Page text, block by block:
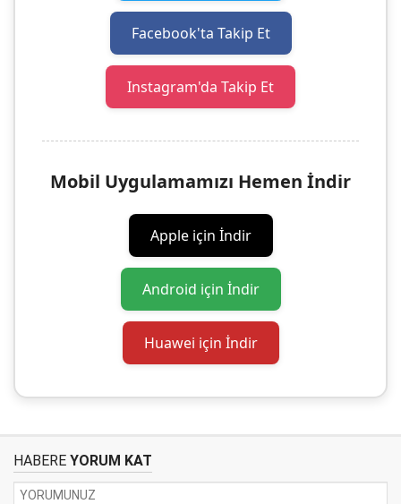
Facebook'ta Takip Et
Instagram'da Takip Et
Mobil Uygulamamızı Hemen İndir
Apple için İndir
Android için İndir
Huawei için İndir
HABERE YORUM KAT